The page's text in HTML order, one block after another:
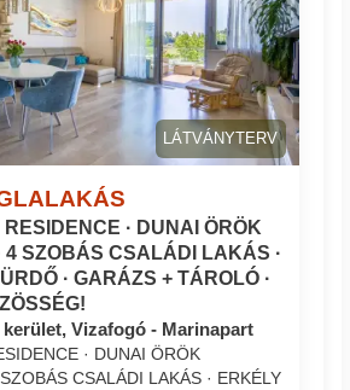
LÁTVÁNYTERV
· DUNAI ÖRÖK
4 SZOBÁS CSALÁDI LAKÁS ·
· GARÁZS + TÁROLÓ ·
kerület, Vizafogó - Marinapart
· DUNAI ÖRÖK
CSALÁDI LAKÁS · ERKÉLY